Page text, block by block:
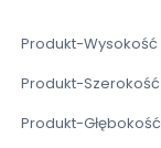
Produkt-Wysokość
Produkt-Szerokość
Produkt-Głębokość